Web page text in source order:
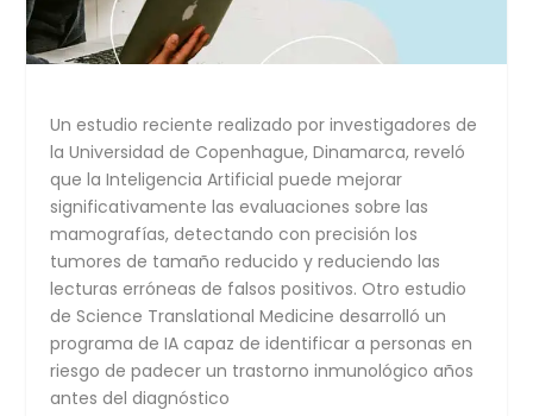
Un estudio reciente realizado por investigadores de
la Universidad de Copenhague, Dinamarca, reveló
que la Inteligencia Artificial puede mejorar
significativamente las evaluaciones sobre las
mamografías, detectando con precisión los
tumores de tamaño reducido y reduciendo las
lecturas erróneas de falsos positivos. Otro estudio
de Science Translational Medicine desarrolló un
programa de IA capaz de identificar a personas en
riesgo de padecer un trastorno inmunológico años
antes del diagnóstico